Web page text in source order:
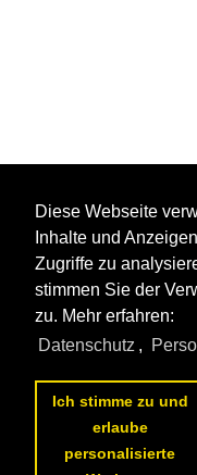
Diese Webseite
Inhalte und
Zugriffe zu
stimmen Sie der
zu. Mehr erfahren:
Datenschutz ,
Ich stimme zu und
erlaube
personalisierte